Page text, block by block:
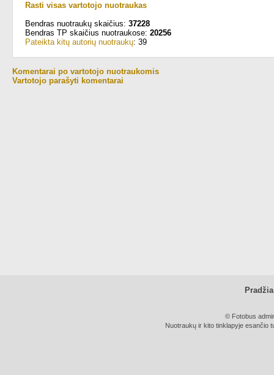
Rasti visas vartotojo nuotraukas
Bendras nuotraukų skaičius: 37228
Bendras TP skaičius nuotraukose: 20256
Pateikta kitų autorių nuotraukų: 39
Komentarai po vartotojo nuotraukomis
Vartotojo parašyti komentarai
Pradžia
© Fotobus
Nuotraukų ir kito tinklapyje esančio